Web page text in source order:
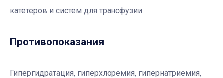
катетеров и систем для трансфузии.
Противопоказания
Гипергидратация, гиперхлоремия, гипернатриемия,